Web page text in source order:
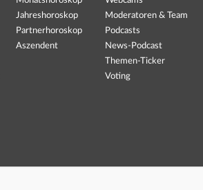
Jahreshoroskop
Partnerhoroskop
Aszendent
Moderatoren & Team
Podcasts
News-Podcast
Themen-Ticker
Voting